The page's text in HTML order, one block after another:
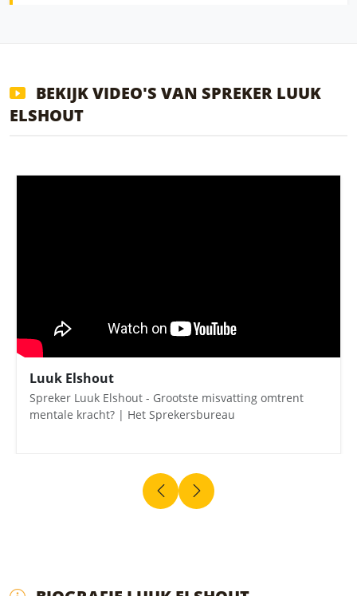
BEKIJK VIDEO'S VAN SPREKER LUUK
ELSHOUT
Luuk Elshout
Spreker Luuk Elshout - Grootste misvatting omtrent
mentale kracht? | Het Sprekersbureau